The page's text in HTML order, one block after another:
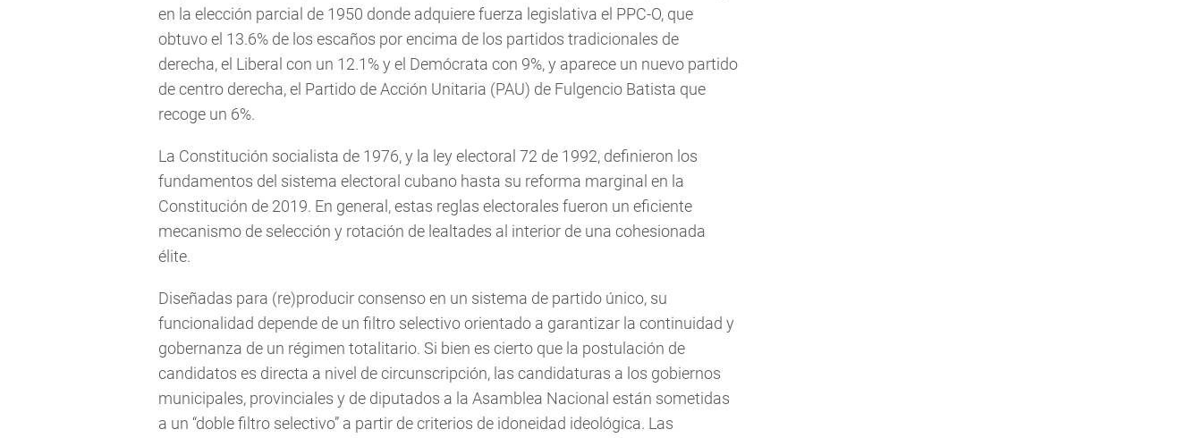
en la elección parcial de 1950 donde adquiere fuerza legislativa el PPC-O, que
obtuvo el 13.6% de los escaños por encima de los partidos tradicionales de
derecha, el Liberal con un 12.1% y el Demócrata con 9%, y aparece un nuevo partido
de centro derecha, el Partido de Acción Unitaria (PAU) de Fulgencio Batista que
recoge un 6%.
La Constitución socialista de 1976, y la ley electoral 72 de 1992, definieron los
fundamentos del sistema electoral cubano hasta su reforma marginal en la
Constitución de 2019. En general, estas reglas electorales fueron un eficiente
mecanismo de selección y rotación de lealtades al interior de una cohesionada
élite.
Diseñadas para (re)producir consenso en un sistema de partido único, su
funcionalidad depende de un filtro selectivo orientado a garantizar la continuidad y
gobernanza de un régimen totalitario. Si bien es cierto que la postulación de
candidatos es directa a nivel de circunscripción, las candidaturas a los gobiernos
municipales, provinciales y de diputados a la Asamblea Nacional están sometidas
a un “doble filtro selectivo” a partir de criterios de idoneidad ideológica. Las